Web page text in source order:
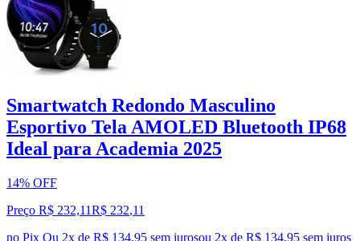
Smartwatch Redondo Masculino
Esportivo Tela AMOLED Bluetooth IP68
Ideal para Academia 2025
14% OFF
Preço R$ 232,11R$ 232,11
no Pix Ou 2x de R$ 134,95 sem jurosou 2x de R$ 134,95 sem juros